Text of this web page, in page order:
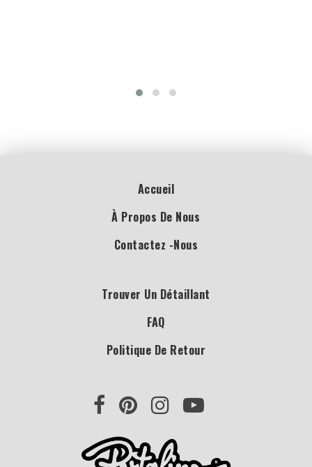
Accueil
À Propos De Nous
Contactez -nous
Trouver Un Détaillant
FAQ
Politique De Retour